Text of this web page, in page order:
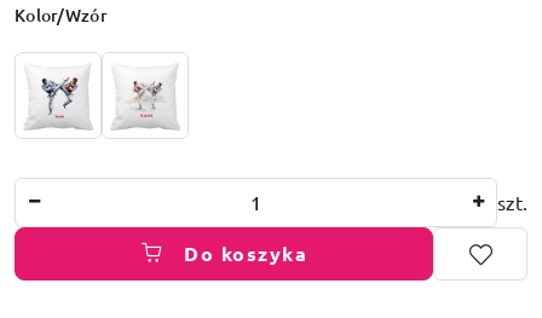
Wariant
Kolor/Wzór
szt.
Do koszyka